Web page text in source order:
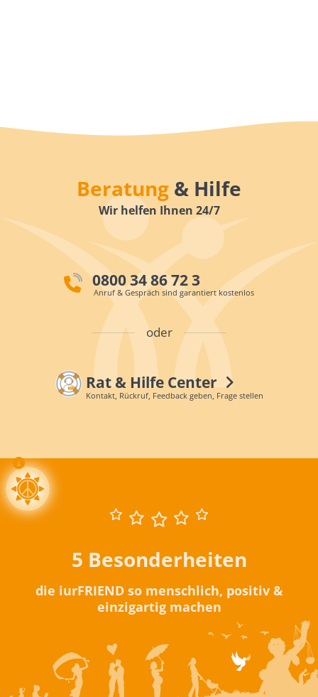
Beratung & Hilfe
Wir helfen Ihnen 24/7
0800 34 86 72 3
Anruf & Gespräch sind garantiert kostenlos
oder
Rat & Hilfe Center
Kontakt, Rückruf, Feedback geben, Frage stellen
5 Besonderheiten
die iurFRIEND so menschlich, positiv &
einzigartig machen